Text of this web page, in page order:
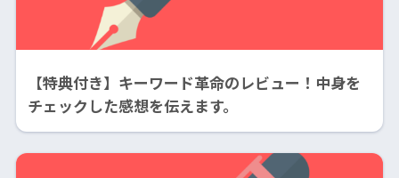
【特典付き】キーワード革命のレビュー！中身を
チェックした感想を伝えます。